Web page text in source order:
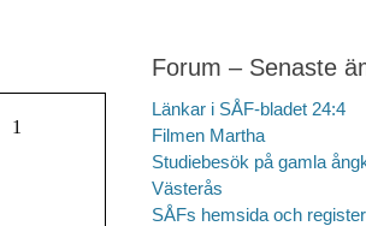
Forum – Senaste
Länkar i SÅF-bladet 24:4
Filmen Martha
Studiebesök på gamla
Västerås
SÅFs hemsida och